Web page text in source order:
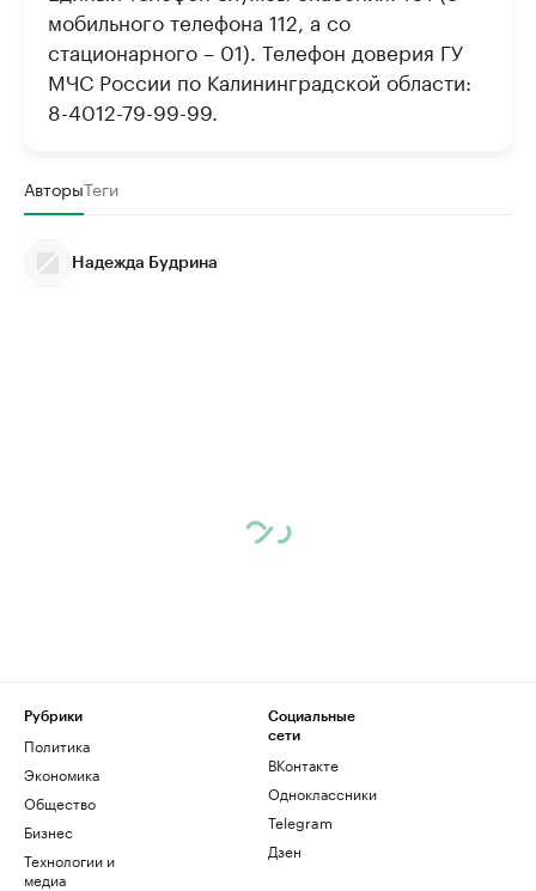
мобильного телефона 112, а со
стационарного – 01). Телефон доверия ГУ
МЧС России по Калининградской области:
8-4012-79-99-99.
АвторыТеги
Надежда Будрина
Рубрики
Политика
Экономика
Общество
Бизнес
Технологии и
медиа
Социальные
сети
ВКонтакте
Одноклассники
Telegram
Дзен